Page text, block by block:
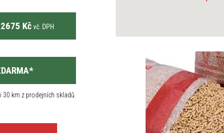
Kč vč. DPH
*
km z prodejních skladů.